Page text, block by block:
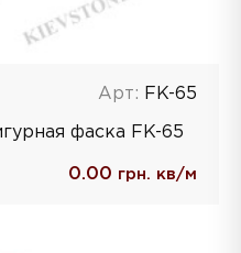
Арт: FK-65
фаска FK-65
0.00 грн. кв/м